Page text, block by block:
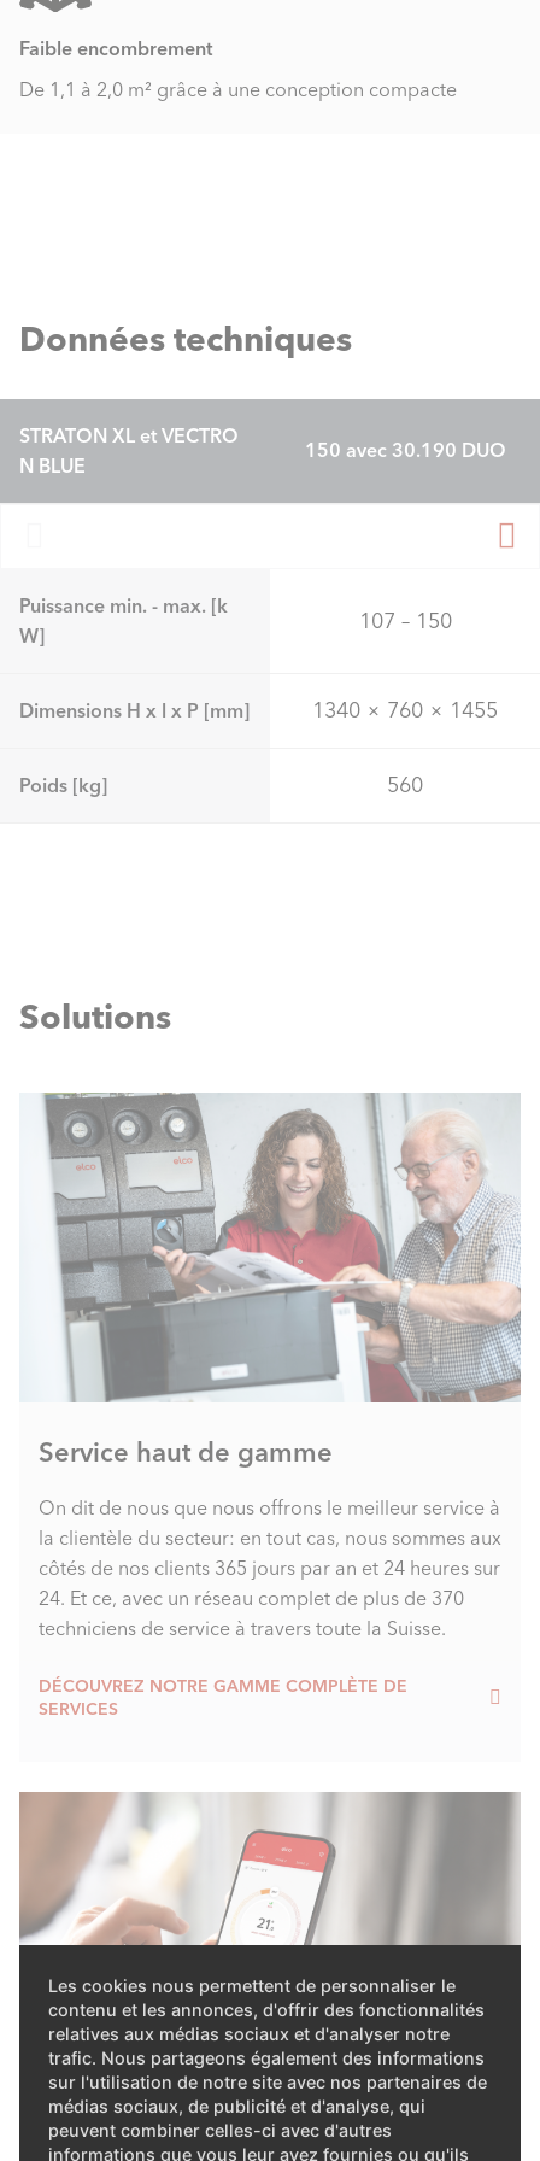
Les cookies nous permettent de personnaliser le
contenu et les annonces, d'offrir des fonctionnalités
relatives aux médias sociaux et d'analyser notre
trafic. Nous partageons également des informations
sur l'utilisation de notre site avec nos partenaires de
médias sociaux, de publicité et d'analyse, qui
peuvent combiner celles-ci avec d'autres
informations que vous leur avez fournies ou qu'ils
Faible encombrement
De 1,1 à 2,0 m² grâce à une conception compacte
Données techniques
STRATON XL et VECTRO
N BLUE
150 avec 30.190 DUO
Puissance min. - max. [k
W]
107 – 150
Dimensions H x l x P [mm] 1340 × 760 × 1455
Poids [kg] 560
Solutions
Service haut de gamme
On dit de nous que nous offrons le meilleur service à
la clientèle du secteur: en tout cas, nous sommes aux
côtés de nos clients 365 jours par an et 24 heures sur
24. Et ce, avec un réseau complet de plus de 370
techniciens de service à travers toute la Suisse.
DÉCOUVREZ NOTRE GAMME COMPLÈTE DE
SERVICES
Télémaintenance avec l’app